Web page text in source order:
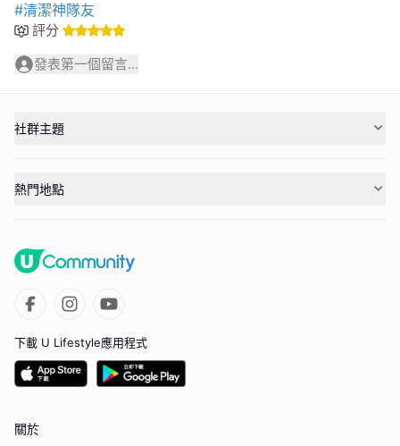
#清潔神隊友
評分
發表第一個留言...
社群主題
熱門地點
下載 U Lifestyle應用程式
關於